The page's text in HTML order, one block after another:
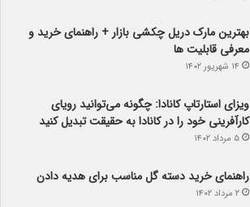
ویزای استارتاپ کانادا: چگونه می‌توانید رویای
کارآفرینی خود را در کانادا به حقیقت تبدیل کنید
۵ مرداد ۱۴۰۲
راهنمای خرید دسته گل مناسب برای هدیه دادن
۲ مرداد ۱۴۰۲
سوالات متداول ناهمواری بعد از لیپوماتیک غبغب
۵ تیر ۱۴۰۲